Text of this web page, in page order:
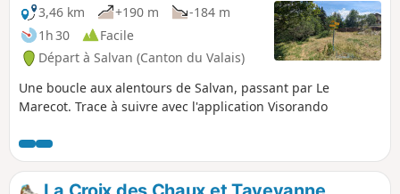
3,46 km
+190 m
-184 m
1h 30
Facile
Départ à Salvan (Canton du Valais)
Une boucle aux alentours de Salvan, passant par Le
Marecot. Trace à suivre avec l'application Visorando